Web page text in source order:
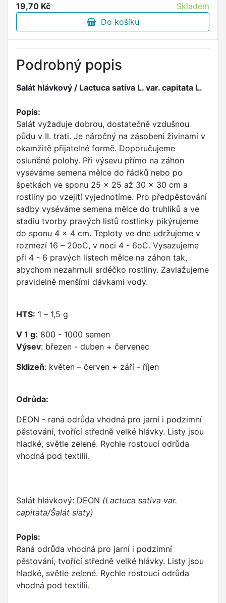
19,70 Kč
Skladem
Do košíku
Podrobný popis
Salát hlávkový / Lactuca sativa L. var. capitata L.
Popis:
Salát vyžaduje dobrou, dostatečně vzdušnou
půdu v II. trati. Je náročný na zásobení živinami v
okamžitě přijatelné formě. Doporučujeme
osluněné polohy. Při výsevu přímo na záhon
vyséváme semena mělce do řádků nebo po
špetkách ve sponu 25 x 25 až 30 x 30 cm a
rostliny po vzejití vyjednotíme. Pro předpěstování
sadby vyséváme semena mělce do truhlíků a ve
stadiu tvorby pravých listů rostlinky pikýrujeme
do sponu 4 x 4 cm. Teploty ve dne udržujeme v
rozmezí 16 – 20oC, v noci 4 - 6oC. Vysazujeme
při 4 - 6 pravých listech mělce na záhon tak,
abychom nezahrnuli srdéčko rostliny. Zavlažujeme
pravidelně menšími dávkami vody.
HTS: 1 – 1,5 g
V 1 g: 800 - 1000 semen
Výsev: březen - duben + červenec
Sklizeň: květen – červen + září - říjen
Odrůda:
DEON - raná odrůda vhodná pro jarní i podzimní
pěstování, tvořící středně velké hlávky. Listy jsou
hladké, světle zelené. Rychle rostoucí odrůda
vhodná pod textilii.
Salát hlávkový: DEON (Lactuca sativa var.
capitata/Šalát siaty)
Popis:
Raná odrůda vhodná pro jarní i podzimní
pěstování, tvořící středně velké hlávky. Listy jsou
hladké, světle zelené. Rychle rostoucí odrůda
vhodná pod textilii.